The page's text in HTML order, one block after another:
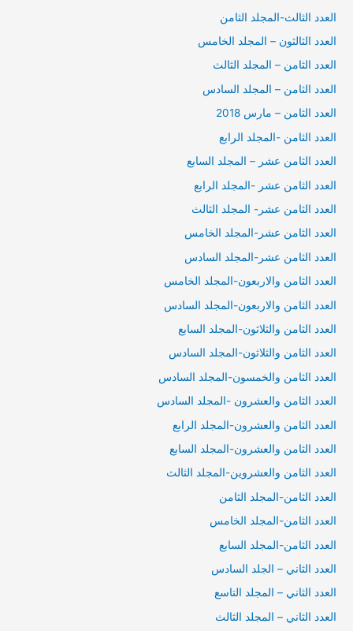
العدد الثالث-المجلد الثامن
العدد الثالثون – المجلد الخامس
العدد الثامن – المجلد الثالث
العدد الثامن – المجلد السادس
العدد الثامن – مارس 2018
العدد الثامن -المجلد الرابع
العدد الثامن عشر – المجلد السابع
العدد الثامن عشر -المجلد الرابع
العدد الثامن عشر- المجلد الثالث
العدد الثامن عشر-المجلد الخامس
العدد الثامن عشر-المجلد السادس
العدد الثامن والاربعون-المجلد الخامس
العدد الثامن والاربعون-المجلد السادس
العدد الثامن والثلاثون-المجلد السابع
العدد الثامن والثلاثون-المجلد السادس
العدد الثامن والخمسون-المجلد السادس
العدد الثامن والعشرون -المجلد السادس
العدد الثامن والعشرون-المجلد الرابع
العدد الثامن والعشرون-المجلد السابع
العدد الثامن والعشروين-المجلد الثالث
العدد الثامن-المجلد الثامن
العدد الثامن-المجلد الخامس
العدد الثامن-المجلد السابع
العدد الثاني – الجلد السادس
العدد الثاني – المجلد التاسع
العدد الثاني – المجلد الثالث